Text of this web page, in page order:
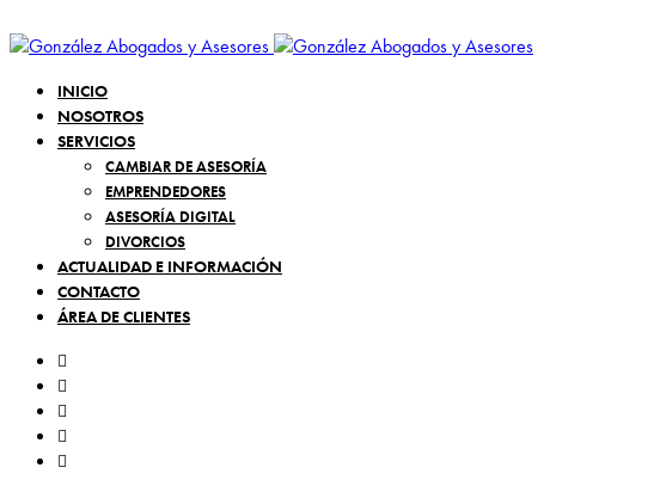
INICIO
NOSOTROS
SERVICIOS
CAMBIAR DE ASESORÍA
EMPRENDEDORES
ASESORÍA DIGITAL
DIVORCIOS
ACTUALIDAD E INFORMACIÓN
CONTACTO
ÁREA DE CLIENTES